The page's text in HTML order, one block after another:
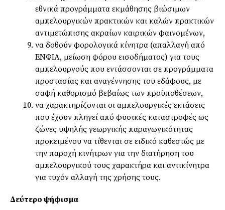
εθνικά προγράμματα εκμάθησης βιώσιμων
αμπελουργικών πρακτικών και καλών πρακτικών
αντιμετώπισης ακραίων καιρικών φαινομένων,
να δοθούν φορολογικά κίνητρα (απαλλαγή από
ΕΝΦΙΑ, μείωση φόρου εισοδήματος) για τους
αμπελουργούς που εντάσσονται σε προγράμματα
προστασίας και αναγέννησης του εδάφους, με
σαφή καθορισμό βεβαίως των προϋποθέσεων,
να χαρακτηρίζονται οι αμπελουργικές εκτάσεις
που έχουν πληγεί από φυσικές καταστροφές ως
ζώνες υψηλής γεωργικής παραγωγικότητας
προκειμένου να τίθενται σε ειδικό καθεστώς με
την παροχή κινήτρων για την διατήρηση του
αμπελουργικού τους χαρακτήρα και αντικίνητρα
για τυχόν αλλαγή της χρήσης τους.
Δεύτερο ψήφισμα